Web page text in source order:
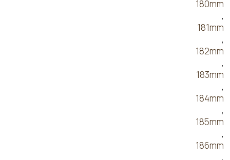
180mm
,
181mm
,
182mm
,
183mm
,
184mm
,
185mm
,
186mm
,